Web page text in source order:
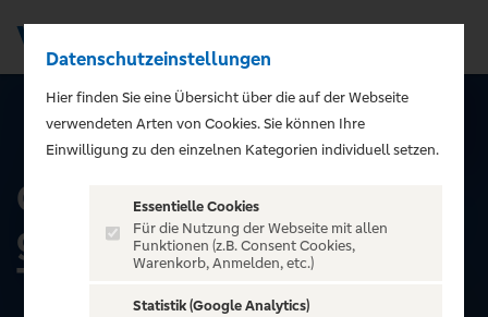
ALLE EVENTS
OLÉ Party-Tour - Die
größte Mallorca Party-
Tour der Welt
Datenschutzeinstellungen
Hier finden Sie eine Übersicht über die auf der Webseite
verwendeten Arten von Cookies. Sie können Ihre
Einwilligung zu den einzelnen Kategorien individuell setzen.
Essentielle Cookies
Für die Nutzung der Webseite mit allen
Funktionen (z.B. Consent Cookies,
Warenkorb, Anmelden, etc.)
Statistik (Google Analytics)